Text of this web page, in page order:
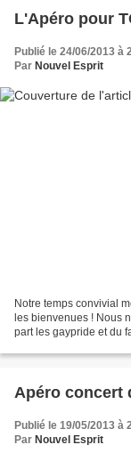
L'Apéro pour
Publié le 24/06/2013 à
Par Nouvel Esprit
Notre temps convivial
les bienvenues ! Nous
part les gaypride et du
Apéro concert
Publié le 19/05/2013 à
Par Nouvel Esprit